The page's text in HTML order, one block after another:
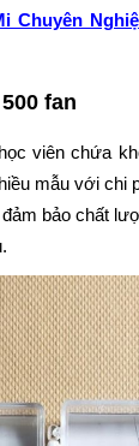
Chuyên
fan
viên chứa
mẫu với chi
bảo chất